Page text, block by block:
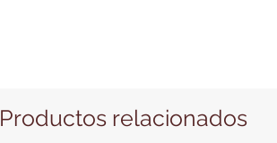
Productos relacionados